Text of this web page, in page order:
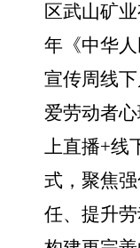
区武山矿
年《中华人
宣传周线
爱劳动者
上直播+线
式，聚焦
任、提升